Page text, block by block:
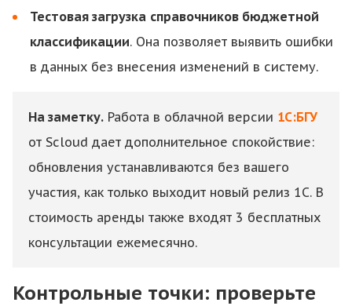
Тестовая загрузка справочников бюджетной
классификации. Она позволяет выявить ошибки
в данных без внесения изменений в систему.
На заметку. Работа в облачной версии 1С:БГУ
от Scloud дает дополнительное спокойствие:
обновления устанавливаются без вашего
участия, как только выходит новый релиз 1С. В
стоимость аренды также входят 3 бесплатных
консультации ежемесячно.
Контрольные точки: проверьте